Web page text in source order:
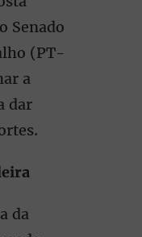
Senado
(PT-
a
dar
da